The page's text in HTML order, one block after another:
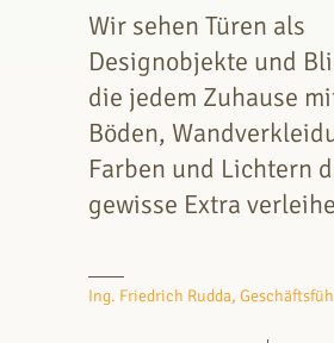
Wir sehen Türen als
Designobjekte und
die jedem Zuhause
Böden,
Farben und Lichtern
gewisse Extra
Ing. Friedrich Rudda,